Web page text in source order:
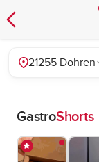
21255 Dohren
GastroShorts